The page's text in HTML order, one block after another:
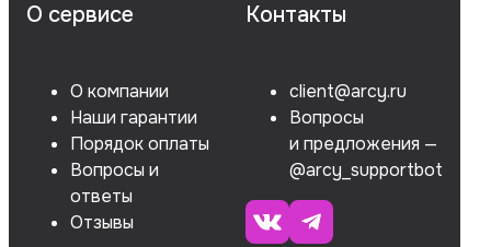
О сервисе
О компании
Наши гарантии
Порядок оплаты
Вопросы и
ответы
Отзывы
Контакты
client@arcy.ru
Вопросы
и предложения —
@arcy_supportbot